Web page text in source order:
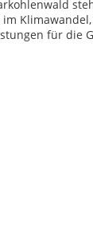
für die